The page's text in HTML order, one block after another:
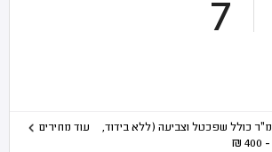
7
בניית קיר גבס לבן 10 מ"ר כולל שפכטל וצביעה (ללא בידוד,
₪
עוד מחירים